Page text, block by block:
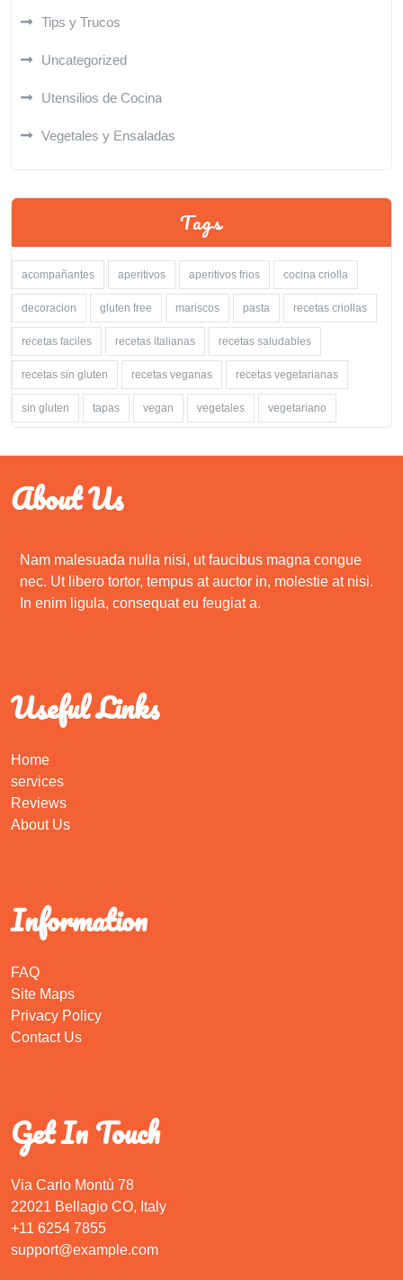
Tips y Trucos
Uncategorized
Utensilios de Cocina
Vegetales y Ensaladas
Tags
acompañantes aperitivos aperitivos frios cocina criolla
decoracion gluten free mariscos pasta recetas criollas
recetas faciles recetas italianas recetas saludables
recetas sin gluten recetas veganas recetas vegetarianas
sin gluten tapas vegan vegetales vegetariano
About Us
Nam malesuada nulla nisi, ut faucibus magna congue
nec. Ut libero tortor, tempus at auctor in, molestie at nisi.
In enim ligula, consequat eu feugiat a.
Useful Links
Home
services
Reviews
About Us
Information
FAQ
Site Maps
Privacy Policy
Contact Us
Get In Touch
Via Carlo Montù 78
22021 Bellagio CO, Italy
+11 6254 7855
support@example.com